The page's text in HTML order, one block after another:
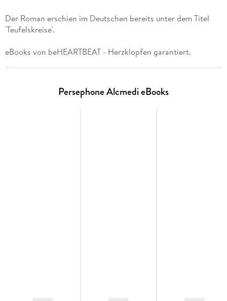
Der Roman erschien im Deutschen bereits unter dem Titel
'Teufelskreise'.
eBooks von beHEARTBEAT - Herzklopfen garantiert.
Persephone Alcmedi eBooks